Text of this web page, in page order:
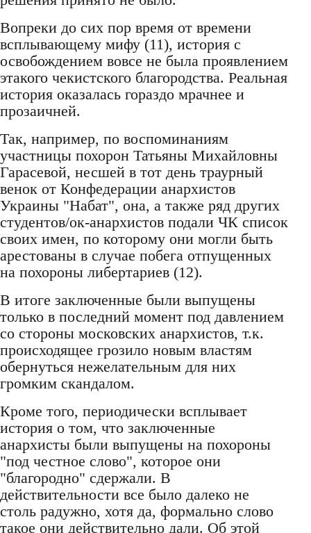
Вопреки до сих пор время от времени
всплывающему мифу (11), история с
освобождением вовсе не была проявлением
этакого чекистского благородства. Реальная
история оказалась гораздо мрачнее и
прозаичней.
Так, например, по воспоминаниям
участницы похорон Татьяны Михайловны
Гарасевой, несшей в тот день траурный
венок от Конфедерации анархистов
Украины "Набат", она, а также ряд других
студентов/ок-анархистов подали ЧК список
своих имен, по которому они могли быть
арестованы в случае побега отпущенных
на похороны либертариев (12).
В итоге заключенные были выпущены
только в последний момент под давлением
со стороны московских анархистов, т.к.
происходящее грозило новым властям
обернуться нежелательным для них
громким скандалом.
Кроме того, периодически всплывает
история о том, что заключенные
анархисты были выпущены на похороны
"под честное слово", которое они
"благородно" сдержали. В
действительности все было далеко не
столь радужно, хотя да, формально слово
такое они действительно дали. Об этой